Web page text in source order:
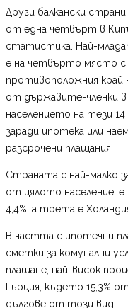
Други балкански
от една четвърт в
статистика. Най-
е на четвърто място с
противоположния край
от държавите-членки
населението на тези
заради ипотека или
разсрочени плащания.
Страната с най-малко
от цялото население,
4,4%, а трета е
В частта с ипотечни
сметки за комунални
плащане, най-висок
Гърция, където 15,3%
дългове от този вид.